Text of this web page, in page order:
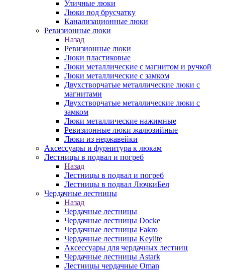
Уличные люки
Люки под брусчатку
Канализационные люки
Ревизионные люки
Назад
Ревизионные люки
Люки пластиковые
Люки металлические с магнитом и ручкой
Люки металлические с замком
Двухстворчатые металлические люки с
магнитами
Двухстворчатые металлические люки с
замком
Люки металлические нажимные
Ревизионные люки жалюзийные
Люки из нержавейки
Аксессуары и фурнитура к люкам
Лестницы в подвал и погреб
Назад
Лестницы в подвал и погреб
Лестницы в подвал ЛючкиБел
Чердачные лестницы
Назад
Чердачные лестницы
Чердачные лестницы Docke
Чердачные лестницы Fakro
Чердачные лестницы Keylite
Аксессуары для чердачных лестниц
Чердачные лестницы Astark
Лестницы чердачные Oman